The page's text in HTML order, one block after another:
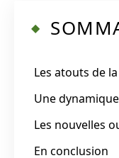
Les atouts de
Une
Les nouvelles
En conclusion